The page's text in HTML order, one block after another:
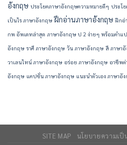
อังกฤษ ประโยคภาษาอังกฤษความหมายดีๆ ประโ
เป็นไร ภาษาอังกฤษ ฝึกอ่านภาษาอังกฤษ ฝึกอ่
กพ อัพเดทล่าสุด ภาษาอังกฤษ ป 2 ง่ายๆ พร้อมคำแ
อังกฤษ ราศี ภาษาอังกฤษ วัน ภาษาอังกฤษ สี ภาษาอั
วาเลนไทน์ ภาษาอังกฤษ อร่อย ภาษาอังกฤษ อาชีพต่
อังกฤษ แคปชั่น ภาษาอังกฤษ แนะนําตัวเอง ภาษาอั
SITE MAP นโยบายความเป็